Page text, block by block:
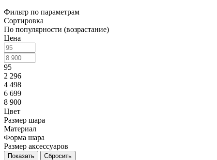
Фильтр по параметрам
Сортировка
По популярности (возрастание)
Цена
95
2 296
4 498
6 699
8 900
Цвет
Размер шара
Материал
Форма шара
Размер аксессуаров
Сбросить